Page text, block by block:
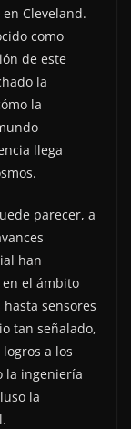
Cleveland.
como
de este
la
la
llega
parecer, a
han
el ámbito
sensores
tan señalado,
a los
la ingeniería
la